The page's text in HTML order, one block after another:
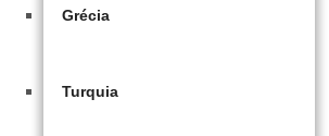
Grécia
Turquia